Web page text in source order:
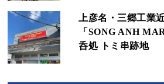
上彦名・三郷工業
「SONG ANH
呑処 トミ串跡地